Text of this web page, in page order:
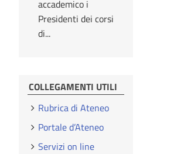
accademico i
Presidenti dei corsi
di...
COLLEGAMENTI UTILI
Rubrica di Ateneo
Portale d’Ateneo
Servizi on line